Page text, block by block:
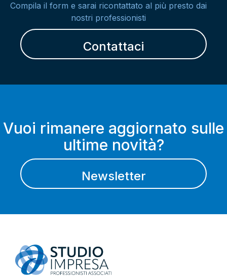
Compila il form e sarai ricontattato al più presto dai
nostri professionisti
Contattaci
Vuoi rimanere aggiornato sulle
ultime novità?
Newsletter